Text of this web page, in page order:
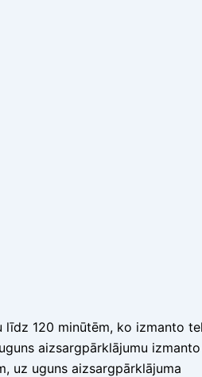
120 minūtēm, ko izmanto
aizsargpārklājumu izmanto
uz uguns aizsargpārklājuma